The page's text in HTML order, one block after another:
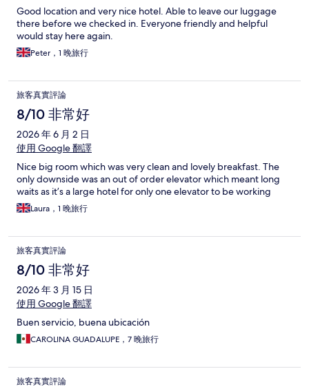
Good location and very nice hotel. Able to leave our luggage
there before we checked in. Everyone friendly and helpful
would stay here again.
Peter，1 晚旅行
旅客真實評論
8/10 非常好
2026 年 6 月 2 日
使用 Google 翻譯
Nice big room which was very clean and lovely breakfast. The
only downside was an out of order elevator which meant long
waits as it’s a large hotel for only one elevator to be working
Laura，1 晚旅行
旅客真實評論
8/10 非常好
2026 年 3 月 15 日
使用 Google 翻譯
Buen servicio, buena ubicación
CAROLINA GUADALUPE，7 晚旅行
旅客真實評論